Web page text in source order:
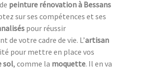
peinture rénovation à Bessans
sur ses compétences et ses
pour réussir
de votre cadre de vie. L’artisan
pour mettre en place vos
sol, comme la moquette. Il en va